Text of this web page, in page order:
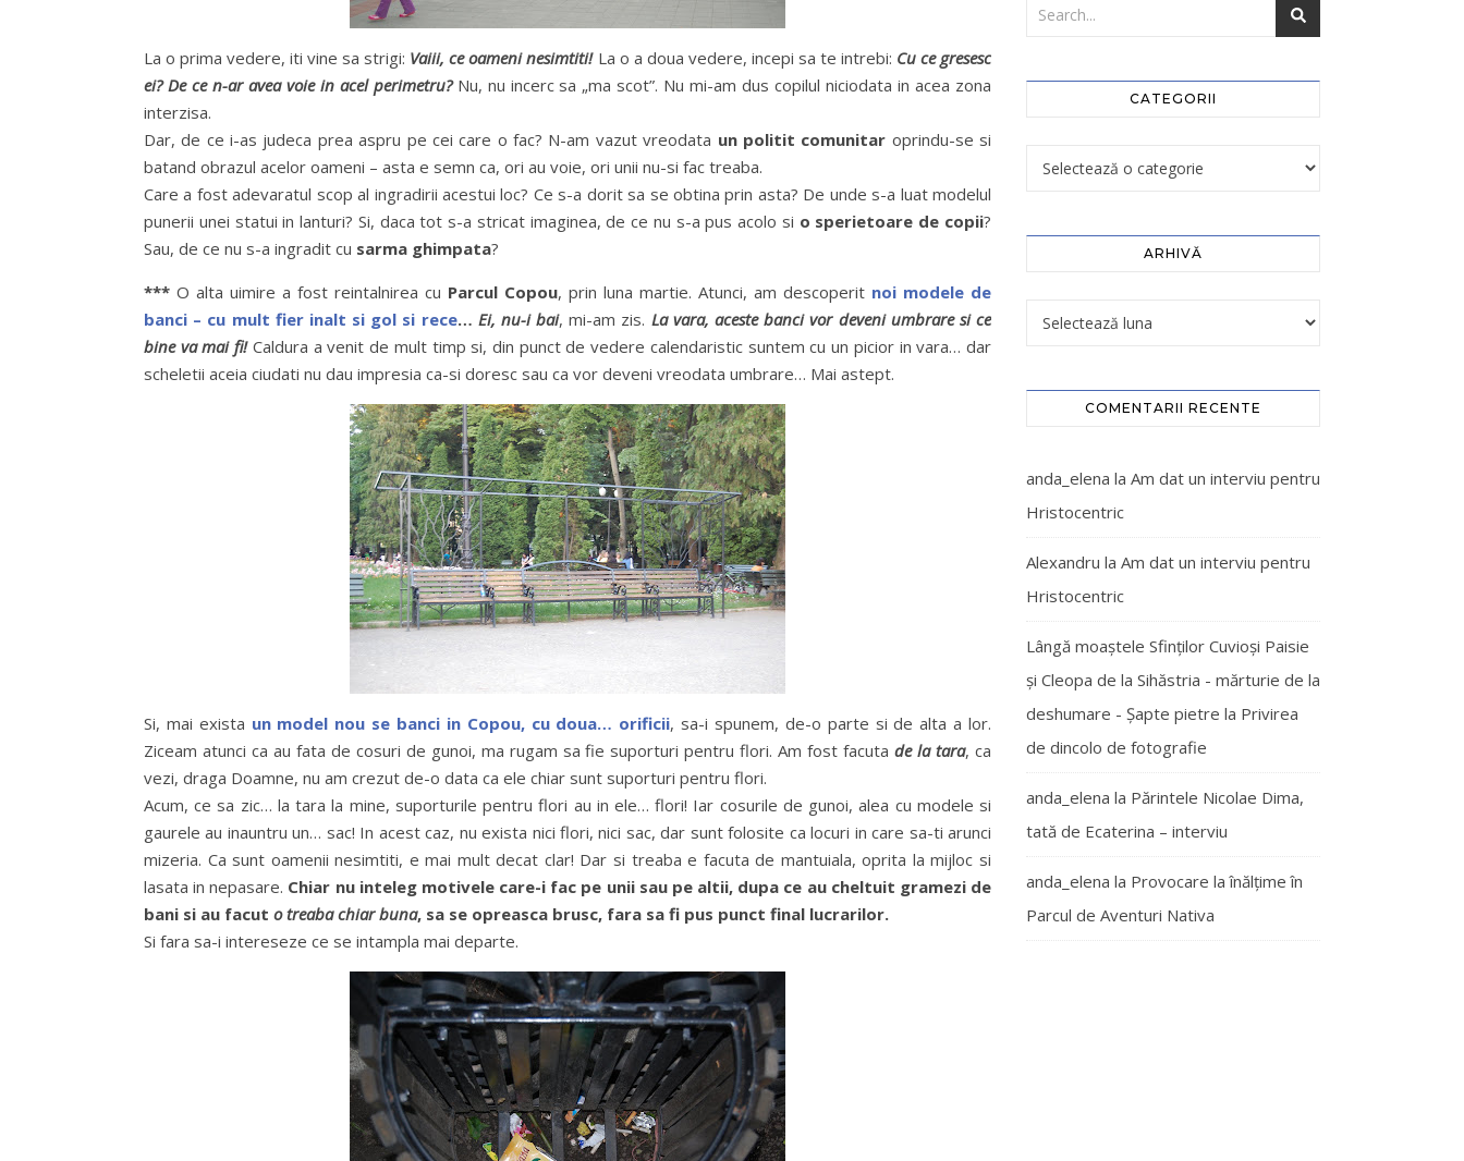
La o prima vedere, iti vine sa strigi: Vaiii, ce oameni nesimtiti! La o a doua vedere, incepi sa te intrebi: Cu ce gresesc
ei? De ce n-ar avea voie in acel perimetru? Nu, nu incerc sa „ma scot”. Nu mi-am dus copilul niciodata in acea zona
interzisa.
Dar, de ce i-as judeca prea aspru pe cei care o fac? N-am vazut vreodata un politit comunitar oprindu-se si
batand obrazul acelor oameni – asta e semn ca, ori au voie, ori unii nu-si fac treaba.
Care a fost adevaratul scop al ingradirii acestui loc? Ce s-a dorit sa se obtina prin asta? De unde s-a luat modelul
punerii unei statui in lanturi? Si, daca tot s-a stricat imaginea, de ce nu s-a pus acolo si o sperietoare de copii?
Sau, de ce nu s-a ingradit cu sarma ghimpata?
*** O alta uimire a fost reintalnirea cu Parcul Copou, prin luna martie. Atunci, am descoperit noi modele de
banci – cu mult fier inalt si gol si rece… Ei, nu-i bai, mi-am zis. La vara, aceste banci vor deveni umbrare si ce
bine va mai fi!Caldura a venit de mult timp si, din punct de vedere calendaristic suntem cu un picior in vara… dar
scheletii aceia ciudati nu dau impresia ca-si doresc sau ca vor deveni vreodata umbrare… Mai astept.
Si, mai exista un model nou se banci in Copou, cu doua… orificii, sa-i spunem, de-o parte si de alta a lor.
Ziceam atunci ca au fata de cosuri de gunoi, ma rugam sa fie suporturi pentru flori. Am fost facutade la tara, ca
vezi, draga Doamne, nu am crezut de-o data ca ele chiar sunt suporturi pentru flori.
Acum, ce sa zic… la tara la mine, suporturile pentru flori au in ele… flori! Iar cosurile de gunoi, alea cu modele si
gaurele au inauntru un… sac! In acest caz, nu exista nici flori, nici sac, dar sunt folosite ca locuri in care sa-ti arunci
mizeria. Ca sunt oamenii nesimtiti, e mai mult decat clar! Dar si treaba e facuta de mantuiala, oprita la mijloc si
lasata in nepasare. Chiar nu inteleg motivele care-i fac pe unii sau pe altii, dupa ce au cheltuit gramezi de
bani si au facut o treaba chiar buna, sa se opreasca brusc, fara sa fi pus punct final lucrarilor.
Si fara sa-i intereseze ce se intampla mai departe.
CATEGORII
ARHIVĂ
COMENTARII RECENTE
anda_elena la Am dat un interviu pentru
Hristocentric
Alexandru la Am dat un interviu pentru
Hristocentric
Lângă moaștele Sfinților Cuvioși Paisie
și Cleopa de la Sihăstria - mărturie de la
deshumare - Şapte pietre la Privirea
de dincolo de fotografie
anda_elena la Părintele Nicolae Dima,
tată de Ecaterina – interviu
anda_elena la Provocare la înălțime în
Parcul de Aventuri Nativa